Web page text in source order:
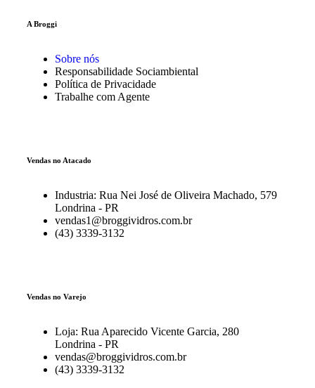
A Broggi
Sobre nós
Responsabilidade Sociambiental
Política de Privacidade
Trabalhe com Agente
Vendas no Atacado
Industria: Rua Nei José de Oliveira Machado, 579
Londrina - PR
vendas1@broggividros.com.br
(43) 3339-3132
Vendas no Varejo
Loja: Rua Aparecido Vicente Garcia, 280
Londrina - PR
vendas@broggividros.com.br
(43) 3339-3132